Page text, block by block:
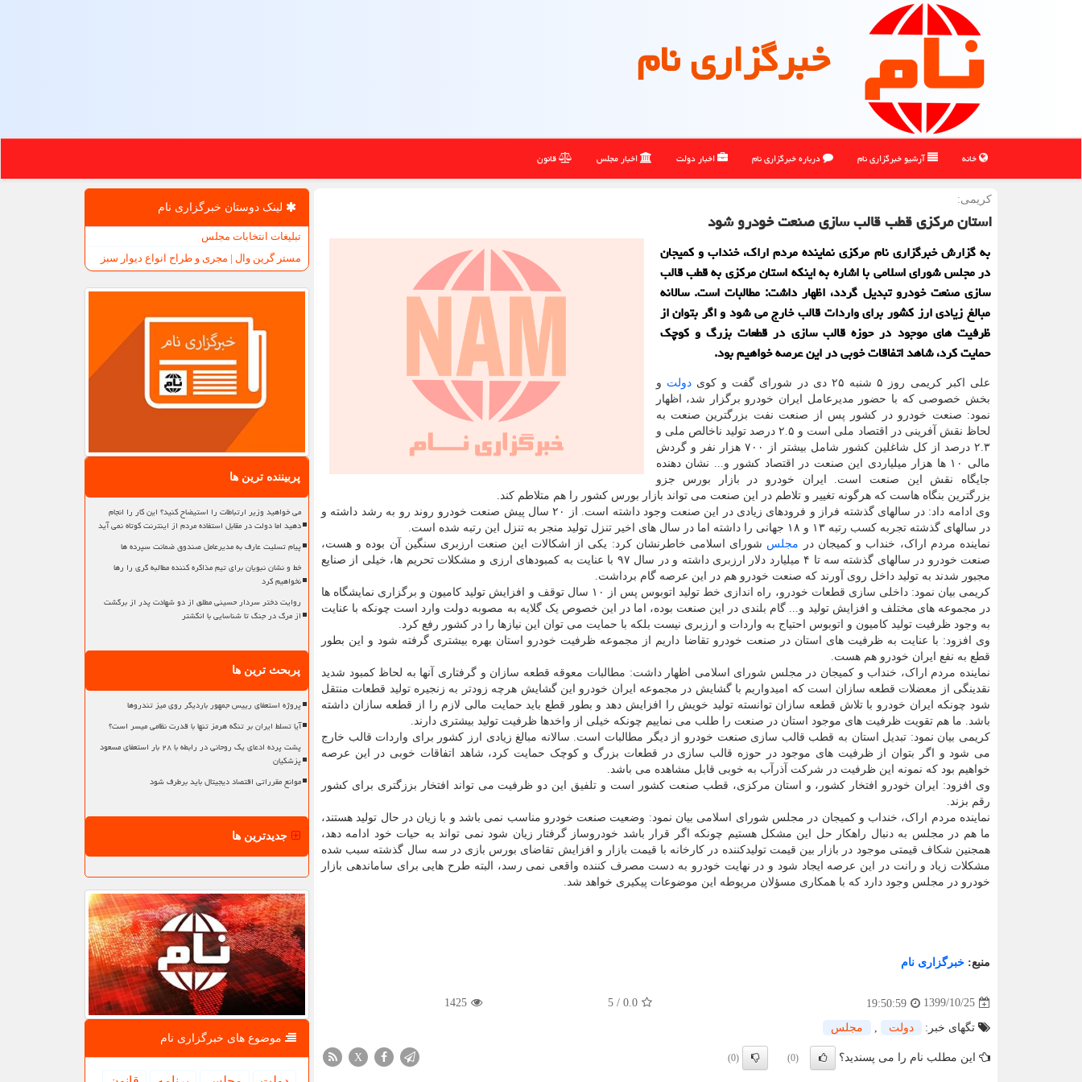
خبرگزاری نام
خانه آرشیو خبرگزاری نام درباره خبرگزاری نام اخبار دولت اخبار مجلس قانون
كریمی:
استان مركزی قطب قالب سازی صنعت خودرو شود
به گزارش خبرگزاری نام مرکزی نماینده مردم اراک، خنداب و کمیجان
در مجلس شورای اسلامی با اشاره به اینکه استان مرکزی به قطب قالب
سازی صنعت خودرو تبدیل گردد، اظهار داشت: مطالبات است. سالانه
مبالغ زیادی ارز کشور برای واردات قالب خارج می شود و اگر بتوان از
ظرفیت های موجود در حوزه قالب سازی در قطعات بزرگ و کوچک
حمایت کرد، شاهد اتفاقات خوبی در این عرصه خواهیم بود.
علی اکبر کریمی روز ۵ شنبه ۲۵ دی در شورای گفت و کوی دولت و
بخش خصوصی که با حضور مدیرعامل ایران خودرو برگزار شد، اظهار
نمود: صنعت خودرو در کشور پس از صنعت نفت بزرگترین صنعت به
لحاظ نقش آفرینی در اقتصاد ملی است و ۲.۵ درصد تولید ناخالص ملی و
۲.۳ درصد از کل شاغلین کشور شامل بیشتر از ۷۰۰ هزار نفر و گردش
مالی ۱۰ ها هزار میلیاردی این صنعت در اقتصاد کشور و... نشان دهنده
جایگاه نقش این صنعت است. ایران خودرو در بازار بورس جزو
بزرگترین بنگاه هاست که هرگونه تغییر و تلاطم در این صنعت می تواند بازار بورس کشور را هم متلاطم کند.
وی ادامه داد: در سالهای گذشته فراز و فرودهای زیادی در این صنعت وجود داشته است. از ۲۰ سال پیش صنعت خودرو روند رو به رشد داشته و
در سالهای گذشته تجربه کسب رتبه ۱۳ و ۱۸ جهانی را داشته اما در سال های اخیر تنزل تولید منجر به تنزل این رتبه شده است.
نماینده مردم اراک، خنداب و کمیجان در مجلس شورای اسلامی خاطرنشان کرد: یکی از اشکالات این صنعت ارزبری سنگین آن بوده و هست،
صنعت خودرو در سالهای گذشته سه تا ۴ میلیارد دلار ارزبری داشته و در سال ۹۷ با عنایت به کمبودهای ارزی و مشکلات تحریم ها، خیلی از صنایع
مجبور شدند به تولید داخل روی آورند که صنعت خودرو هم در این عرصه گام برداشت.
کریمی بیان نمود: داخلی سازی قطعات خودرو، راه اندازی خط تولید اتوبوس پس از ۱۰ سال توقف و افزایش تولید کامیون و برگزاری نمایشگاه ها
در مجموعه های مختلف و افزایش تولید و... گام بلندی در این صنعت بوده، اما در این خصوص یک گلایه به مصوبه دولت وارد است چونکه با عنایت
به وجود ظرفیت تولید کامیون و اتوبوس احتیاج به واردات و ارزبری نیست بلکه با حمایت می توان این نیازها را در کشور رفع کرد.
وی افزود: با عنایت به ظرفیت های استان در صنعت خودرو تقاضا داریم از مجموعه ظرفیت خودرو استان بهره بیشتری گرفته شود و این بطور
قطع به نفع ایران خودرو هم هست.
نماینده مردم اراک، خنداب و کمیجان در مجلس شورای اسلامی اظهار داشت: مطالبات معوقه قطعه سازان و گرفتاری آنها به لحاظ کمبود شدید
نقدینگی از معضلات قطعه سازان است که امیدواریم با گشایش در مجموعه ایران خودرو این گشایش هرچه زودتر به زنجیره تولید قطعات منتقل
شود چونکه ایران خودرو با تلاش قطعه سازان توانسته تولید خویش را افزایش دهد و بطور قطع باید حمایت مالی لازم را از قطعه سازان داشته
باشد. ما هم تقویت ظرفیت های موجود استان در صنعت را طلب می نماییم چونکه خیلی از واخدها ظرفیت تولید بیشتری دارند.
کریمی بیان نمود: تبدیل استان به قطب قالب سازی صنعت خودرو از دیگر مطالبات است. سالانه مبالغ زیادی ارز کشور برای واردات قالب خارج
می شود و اگر بتوان از ظرفیت های موجود در حوزه قالب سازی در قطعات بزرگ و کوچک حمایت کرد، شاهد اتفاقات خوبی در این عرصه
خواهیم بود که نمونه این ظرفیت در شرکت آذرآب به خوبی قابل مشاهده می باشد.
وی افزود: ایران خودرو افتخار کشور، و استان مرکزی، قطب صنعت کشور است و تلفیق این دو ظرفیت می تواند افتخار بززگتری برای کشور
رقم بزند.
نماینده مردم اراک، خنداب و کمیجان در مجلس شورای اسلامی بیان نمود: وضعیت صنعت خودرو مناسب نمی باشد و با زیان در حال تولید هستند،
ما هم در مجلس به دنبال راهکار حل این مشکل هستیم چونکه اگر قرار باشد خودروساز گرفتار زیان شود نمی تواند به حیات خود ادامه دهد،
همجنین شکاف قیمتی موجود در بازار بین قیمت تولیدکننده در کارخانه با قیمت بازار و افزایش تقاضای بورس بازی در سه سال گذشته سبب شده
مشکلات زیاد و رانت در این عرصه ایجاد شود و در نهایت خودرو به دست مصرف کننده واقعی نمی رسد، البته طرح هایی برای ساماندهی بازار
خودرو در مجلس وجود دارد که با همکاری مسؤلان مریوطه این موضوعات پیکیری خواهد شد.
منبع: خبرگزاری نام
1399/10/25
19:50:59
0.0
/
5
1425
تگهای خبر: دولت مجلس
این مطلب نام را می پسندید؟ (0)
(0)
X
لینک دوستان خبرگزاری نام
تبلیغات انتخابات مجلس
مستر گرین وال | مجری و طراح انواع دیوار سبز
پربیننده ترین ها
می خواهید وزیر ارتباطات را استیضاح کنید؟ این کار را انجام
دهید اما دولت در مقابل استفاده مردم از اینترنت کوتاه نمی آید
پیام تسلیت عارف به مدیرعامل صندوق ضمانت سپرده ها
خط و نشان نبویان برای تیم مذاکره کننده مطالبه گری را رها
نخواهیم کرد
روایت دختر سردار حسینی مطلق از دو شهادت پدر از برگشت
از مرگ در جنگ تا شناسایی با انگشتر
پربحث ترین ها
پروژه استعفای رییس جمهور باردیگر روی میز تندروها
آیا تسلط ایران بر تنگه هرمز تنها با قدرت نظامی میسر است؟
پشت پرده ادعای یک روحانی در رابطه با ۲۸ بار استعفای مسعود
پزشکیان
موانع مقرراتی اقتصاد دیجیتال باید برطرف شود
جدیدترین ها
موضوع های خبرگزاری نام